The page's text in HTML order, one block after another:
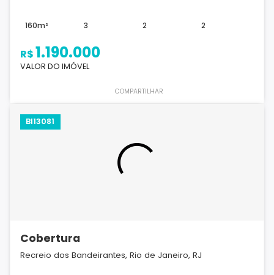
160m² 3 2 2
R$1.190.000
VALOR DO IMÓVEL
COMPARTILHAR
BI13081
Cobertura
Recreio dos Bandeirantes, Rio de Janeiro, RJ